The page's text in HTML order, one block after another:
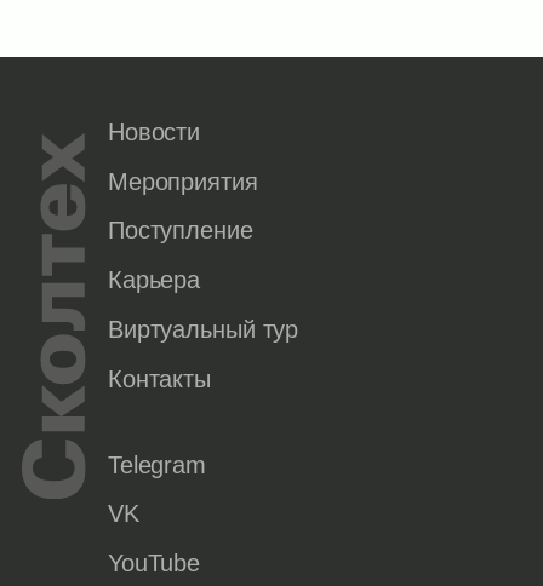
Новости
Мероприятия
Поступление
Карьера
Виртуальный тур
Контакты
Telegram
VK
YouTube